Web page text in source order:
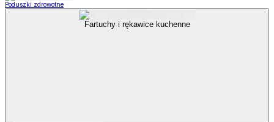
Poduszki zdrowotne
Fartuchy i rękawice kuchenne